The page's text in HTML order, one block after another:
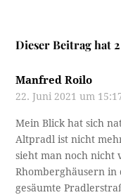
Dieser Beitrag hat
Manfred Roilo
22. Juni 2021 um
Mein Blick hat sich
Altpradl ist nicht
sieht man noch nicht
Rhomberghäusern in
gesäumte